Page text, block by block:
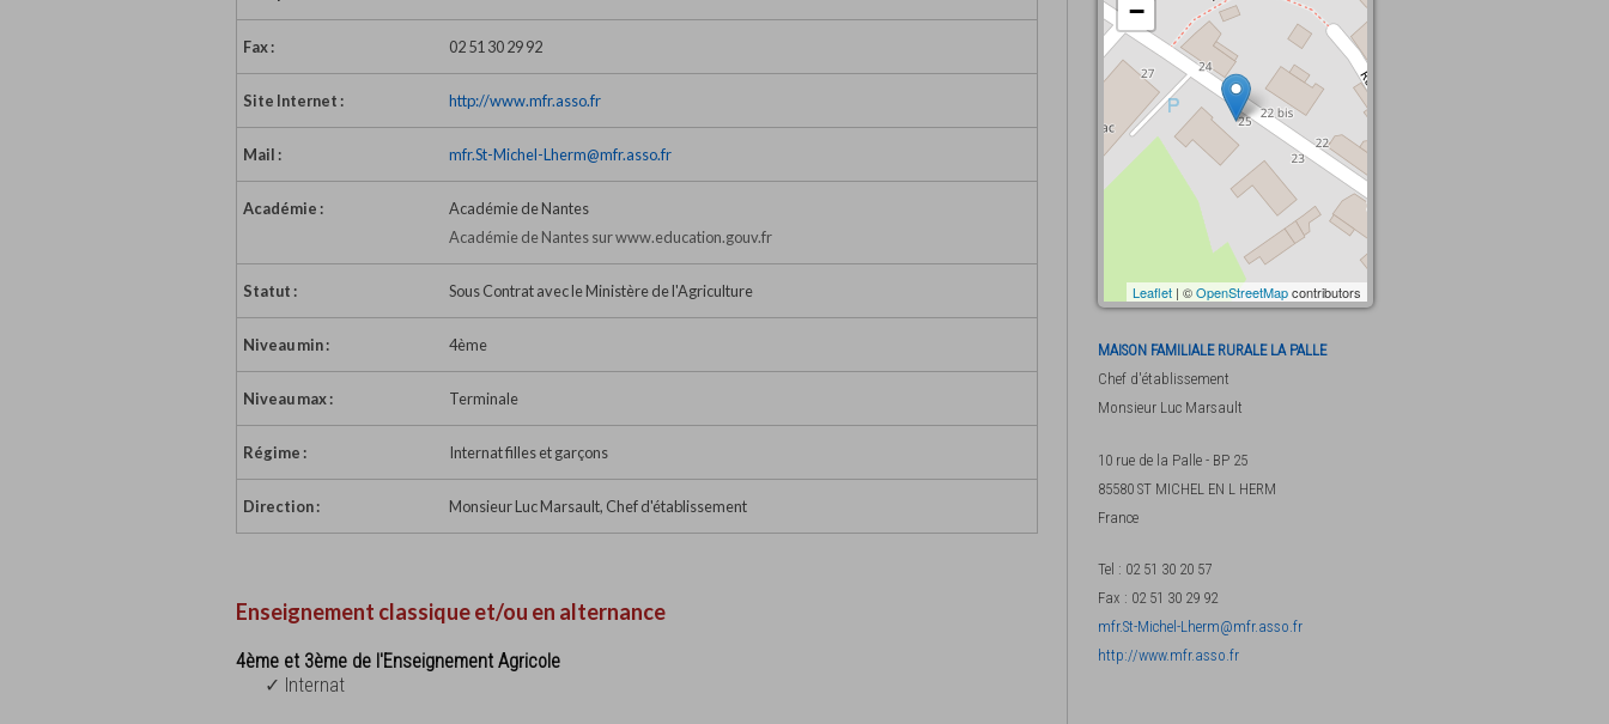
Fax : 02 51 30 29 92
Site Internet : http://www.mfr.asso.fr
Mail : mfr.St-Michel-Lherm@mfr.asso.fr
Académie :
Académie de Nantes
Académie de Nantes sur www.education.gouv.fr
Statut : Sous Contrat avec le Ministère de l'Agriculture
Niveau min : 4ème
Niveau max : Terminale
Régime : Internat filles et garçons
Direction : Monsieur Luc Marsault, Chef d'établissement
Enseignement classique et/ou en alternance
4ème et 3ème de l'Enseignement Agricole
✓ Internat
−
Leaflet | ©OpenStreetMapcontributors
MAISON FAMILIALE RURALE LA PALLE
Chef d'établissement
Monsieur Luc Marsault
10 rue de la Palle - BP 25
85580 ST MICHEL EN L HERM
France
Tel : 02 51 30 20 57
Fax : 02 51 30 29 92
mfr.St-Michel-Lherm@mfr.asso.fr
http://www.mfr.asso.fr